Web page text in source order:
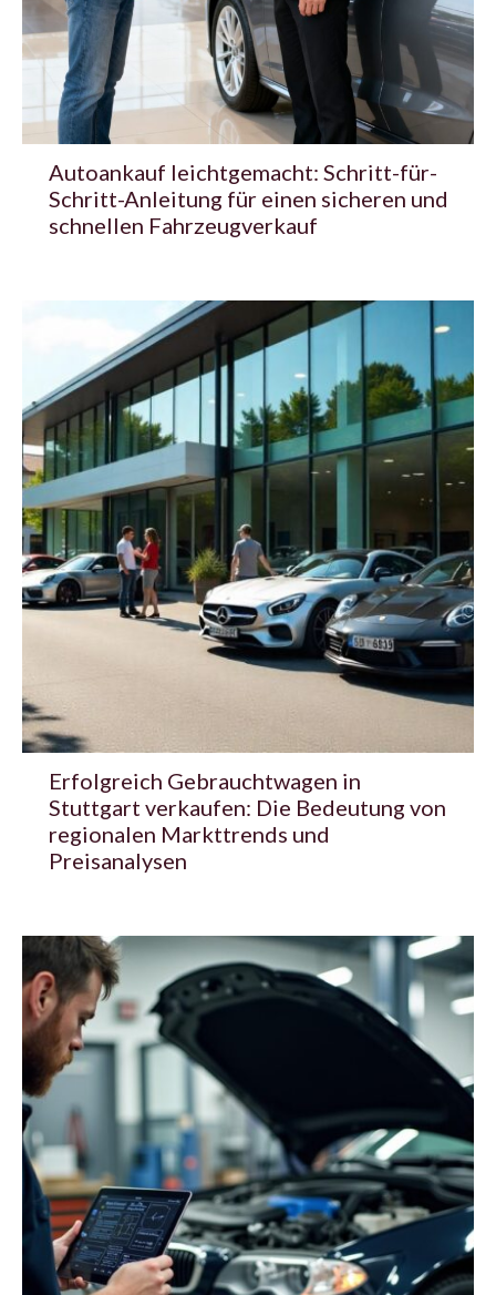
Autoankauf leichtgemacht: Schritt-für-
Schritt-Anleitung für einen sicheren und
schnellen Fahrzeugverkauf
Erfolgreich Gebrauchtwagen in
Stuttgart verkaufen: Die Bedeutung von
regionalen Markttrends und
Preisanalysen